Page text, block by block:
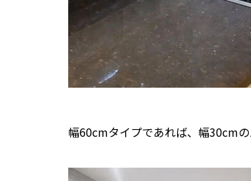
幅60cmタイプであれば、幅30cm